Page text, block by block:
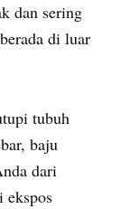
dan sering
di luar
tubuh
baju
dari
ekspos